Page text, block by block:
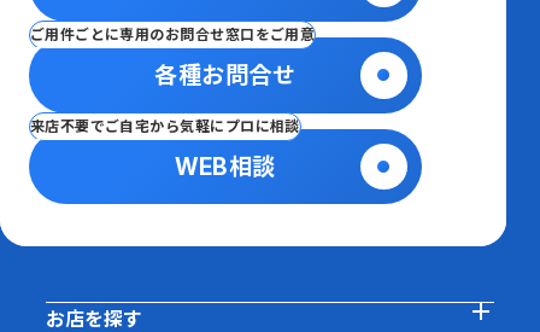
ご用件ごとに専用のお問合せ窓口をご用意
各種お問合せ
来店不要でご自宅から気軽にプロに相談
WEB相談
お店を探す